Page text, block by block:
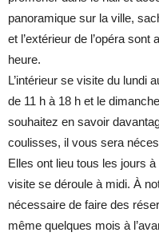
panoramique sur la ville,
et l’extérieur de l’opéra
heure.
L’intérieur se visite du lundi
de 11 h à 18 h et le
souhaitez en savoir
coulisses, il vous sera
Elles ont lieu tous les jours
visite se déroule à midi. À
nécessaire de faire des
même quelques mois à